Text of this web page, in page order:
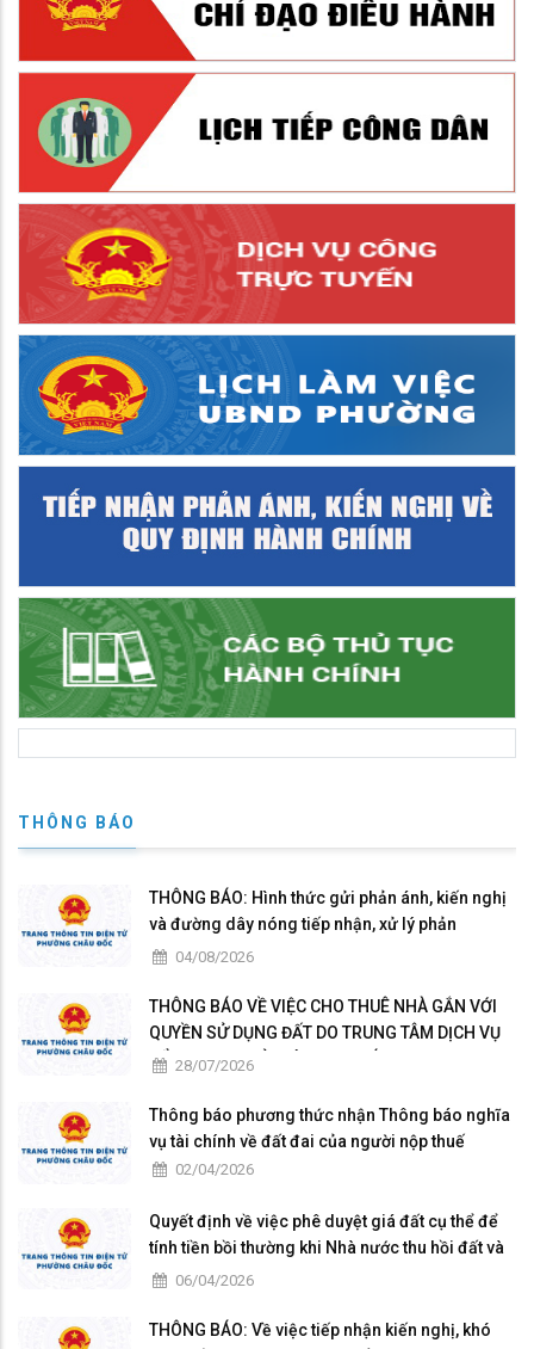
THÔNG BÁO
THÔNG BÁO: Hình thức gửi phản ánh, kiến nghị
và đường dây nóng tiếp nhận, xử lý phản
ánh,kiến nghị của tổ chức, cá nhân về quy định
thủ tục hành chính
04/08/2026
THÔNG BÁO VỀ VIỆC CHO THUÊ NHÀ GẮN VỚI
QUYỀN SỬ DỤNG ĐẤT DO TRUNG TÂM DỊCH VỤ
TỔNG HỢP QUẢN LÝ, KHAI THÁC
28/07/2026
Thông báo phương thức nhận Thông báo nghĩa
vụ tài chính về đất đai của người nộp thuế
02/04/2026
Quyết định về việc phê duyệt giá đất cụ thể để
tính tiền bồi thường khi Nhà nước thu hồi đất và
phê duyệt phương án bồi thường, hỗ trợ dự án
điểm: phường Châu Đốc, tỉnh An Giang
06/04/2026
THÔNG BÁO: Về việc tiếp nhận kiến nghị, khó